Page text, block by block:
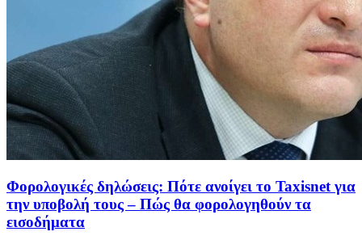
Φορολογικές δηλώσεις: Πότε ανοίγει το Taxisnet για
την υποβολή τους – Πώς θα φορολογηθούν τα
εισοδήματα